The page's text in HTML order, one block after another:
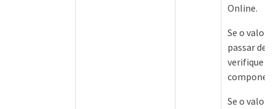
Online.
Se o valor
passar de
verifique o
Se o valor